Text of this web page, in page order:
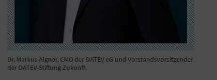
Dr. Markus Algner, CMO der DATEV eG und Vorstandsvorsitzender
der DATEV-Stiftung Zukunft.